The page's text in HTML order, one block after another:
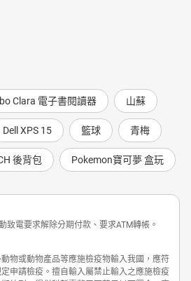
Clara 電子書閱讀器 山蘇
Dell XPS 15 籃球 青梅
後背包 Pokemon寶可夢 盒玩
致電要求解除分期付款、要求ATM轉帳。
物或動物產品等應施檢疫物輸入我國，應符
申請檢疫。擅自輸入屬禁止輸入之應施檢疫